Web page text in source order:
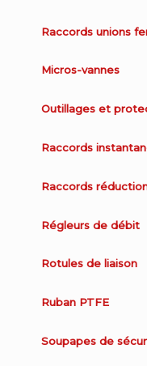
Raccords unions
Micros-vannes
Outillages et
Raccords
Raccords
Régleurs de débit
Rotules de liaison
Ruban PTFE
Soupapes de